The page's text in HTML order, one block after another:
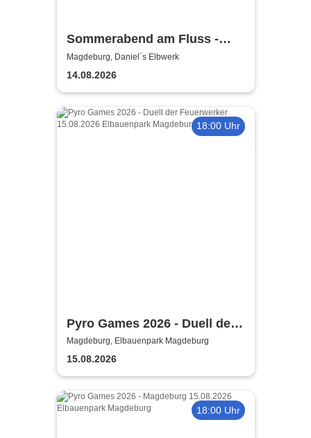
Sommerabend am Fluss -
TWO VOICES OF
Magdeburg, Daniel´s Elbwerk
14.08.2026
18:00 Uhr
Pyro Games 2026 - Duell der
Feuerwerker
Magdeburg, Elbauenpark Magdeburg
15.08.2026
18:00 Uhr